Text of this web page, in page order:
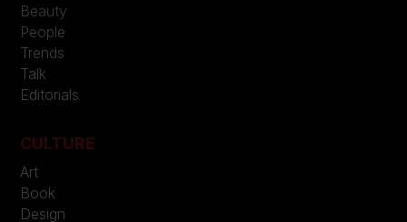
Beauty
People
Trends
Talk
Editorials
CULTURE
Art
Book
Design